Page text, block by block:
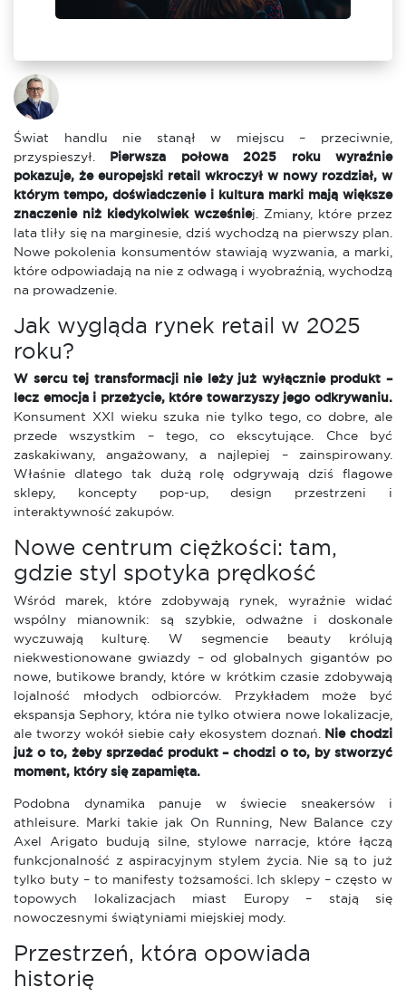
Świat handlu nie stanął w miejscu – przeciwnie,
przyspieszył. Pierwsza połowa 2025 roku wyraźnie
pokazuje, że europejski retail wkroczył w nowy rozdział, w
którym tempo, doświadczenie i kultura marki mają większe
znaczenie niż kiedykolwiek wcześniej. Zmiany, które przez
lata tliły się na marginesie, dziś wychodzą na pierwszy plan.
Nowe pokolenia konsumentów stawiają wyzwania, a marki,
które odpowiadają na nie z odwagą i wyobraźnią, wychodzą
na prowadzenie.
Jak wygląda rynek retail w 2025
roku?
W sercu tej transformacji nie leży już wyłącznie produkt –
lecz emocja i przeżycie, które towarzyszy jego odkrywaniu.
Konsument XXI wieku szuka nie tylko tego, co dobre, ale
przede wszystkim – tego, co ekscytujące. Chce być
zaskakiwany, angażowany, a najlepiej – zainspirowany.
Właśnie dlatego tak dużą rolę odgrywają dziś flagowe
sklepy, koncepty pop-up, design przestrzeni i
interaktywność zakupów.
Nowe centrum ciężkości: tam,
gdzie styl spotyka prędkość
Wśród marek, które zdobywają rynek, wyraźnie widać
wspólny mianownik: są szybkie, odważne i doskonale
wyczuwają kulturę. W segmencie beauty królują
niekwestionowane gwiazdy – od globalnych gigantów po
nowe, butikowe brandy, które w krótkim czasie zdobywają
lojalność młodych odbiorców. Przykładem może być
ekspansja Sephory, która nie tylko otwiera nowe lokalizacje,
ale tworzy wokół siebie cały ekosystem doznań. Nie chodzi
już o to, żeby sprzedać produkt – chodzi o to, by stworzyć
moment, który się zapamięta.
Podobna dynamika panuje w świecie sneakersów i
athleisure. Marki takie jak On Running, New Balance czy
Axel Arigato budują silne, stylowe narracje, które łączą
funkcjonalność z aspiracyjnym stylem życia. Nie są to już
tylko buty – to manifesty tożsamości. Ich sklepy – często w
topowych lokalizacjach miast Europy – stają się
nowoczesnymi świątyniami miejskiej mody.
Przestrzeń, która opowiada
historię